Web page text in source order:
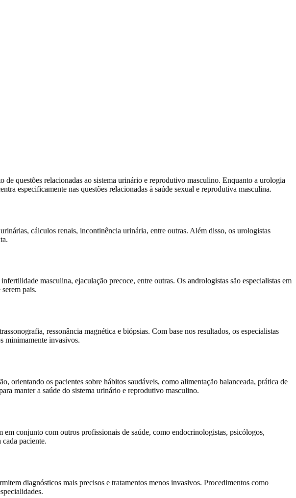
de questões relacionadas ao sistema urinário e reprodutivo masculino. Enquanto a urologia
especificamente nas questões relacionadas à saúde sexual e reprodutiva masculina.
cálculos renais, incontinência urinária, entre outras. Além disso, os urologistas
masculina, ejaculação precoce, entre outras. Os andrologistas são especialistas em
pais.
ressonância magnética e biópsias. Com base nos resultados, os especialistas
minimamente invasivos.
orientando os pacientes sobre hábitos saudáveis, como alimentação balanceada, prática de
manter a saúde do sistema urinário e reprodutivo masculino.
conjunto com outros profissionais de saúde, como endocrinologistas, psicólogos,
paciente.
diagnósticos mais precisos e tratamentos menos invasivos. Procedimentos como